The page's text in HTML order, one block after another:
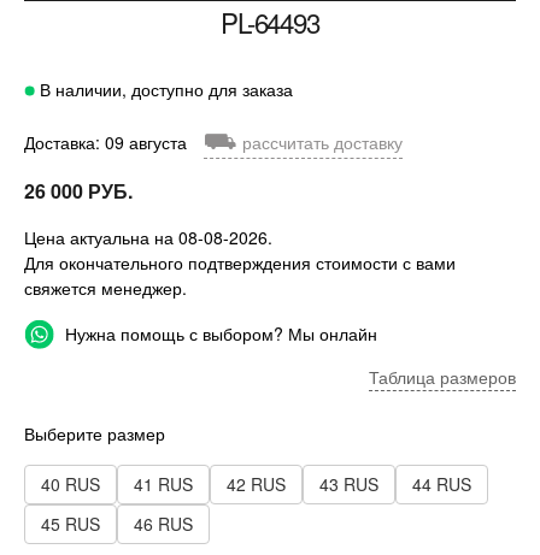
PL-64493
В наличии, доступно для заказа
Доставка: 09 августа ⛟ рассчитать доставку
26 000 РУБ.
Цена актуальна на 08-08-2026.
Для окончательного подтверждения стоимости с вами
свяжется менеджер.
Нужна помощь с выбором? Мы онлайн
Таблица размеров
Выберите размер
40 RUS 41 RUS 42 RUS 43 RUS
44 RUS
45 RUS
46 RUS